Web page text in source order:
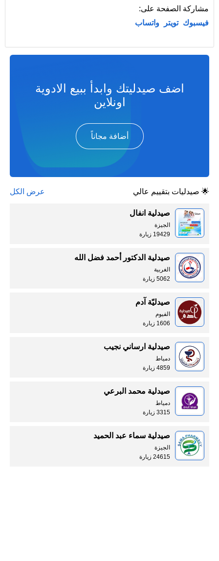
مشاركة الصفحة على:
فيسبوك تويتر واتساب
اضف صيدليتك وابدأ ببيع الادوية
اونلاين
أضافة مجاناً
🌟 صيدليات بتقييم عالي عرض الكل
صيدلية انفال
الجيزة
19429 زيارة
صيدلية الدكتور أحمد فضل الله
الغربية
5062 زيارة
صيدليّة آدم
الفيوم
1606 زيارة
صيدلية ارساني نجيب
دمياط
4859 زيارة
صيدلية محمد البرعي
دمياط
3315 زيارة
صيدلية سماء عبد الحميد
الجيزة
24615 زيارة